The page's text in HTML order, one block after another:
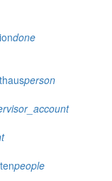
done
person
people